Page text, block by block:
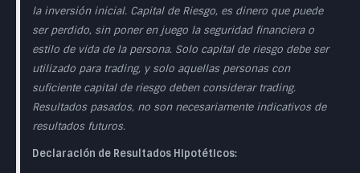
la inversión inicial. Capital de Riesgo, es dinero que puede
ser perdido, sin poner en juego la seguridad financiera o
estilo de vida de la persona. Solo capital de riesgo debe ser
utilizado para trading, y solo aquellas personas con
suficiente capital de riesgo deben considerar trading.
Resultados pasados, no son necesariamente indicativos de
resultados futuros.
Declaración de Resultados Hipotéticos: